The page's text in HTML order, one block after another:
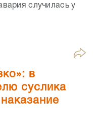
случилась у
в
суслика